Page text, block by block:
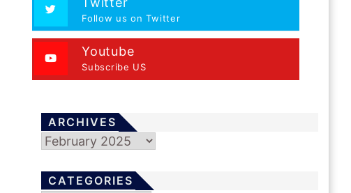
Follow us on Twitter
Youtube
Subscribe US
ARCHIVES
Archives
CATEGORIES